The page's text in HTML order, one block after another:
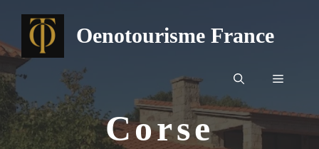
contenu
Oenotourisme France
Menu
Corse